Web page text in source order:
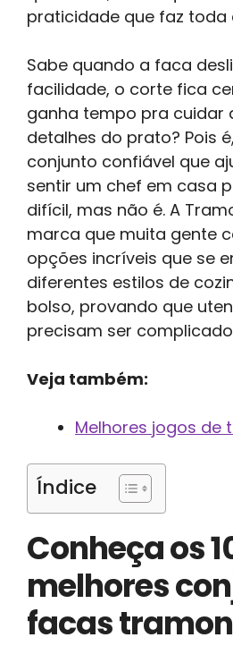
praticidade que faz toda
Sabe quando a faca
facilidade, o corte fica
ganha tempo pra cuidar
detalhes do prato? Pois
conjunto confiável que
sentir um chef em casa
difícil, mas não é. A
marca que muita gente
opções incríveis que se
diferentes estilos de
bolso, provando que
precisam ser
Veja também:
Melhores jogos de
Índice
Conheça os
melhores
facas